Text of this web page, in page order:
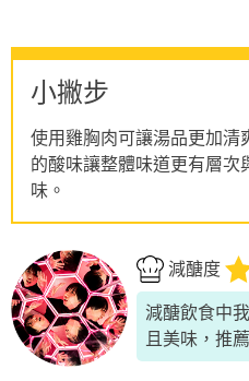
小撇步
使用雞胸肉可讓湯品更加清
的酸味讓整體味道更有層次
味。
減醣度
減醣飲食中
且美味，推